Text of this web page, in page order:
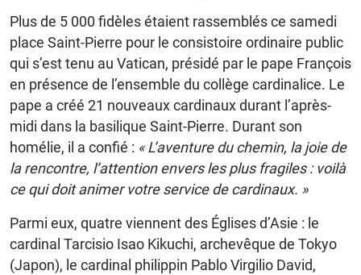
Plus de 5 000 fidèles étaient rassemblés ce samedi
place Saint-Pierre pour le consistoire ordinaire public
qui s’est tenu au Vatican, présidé par le pape François
en présence de l’ensemble du collège cardinalice. Le
pape a créé 21 nouveaux cardinaux durant l’après-
midi dans la basilique Saint-Pierre. Durant son
homélie, il a confié : « L’aventure du chemin, la joie de
la rencontre, l’attention envers les plus fragiles : voilà
ce qui doit animer votre service de cardinaux. »
Parmi eux, quatre viennent des Églises d’Asie : le
cardinal Tarcisio Isao Kikuchi, archevêque de Tokyo
(Japon), le cardinal philippin Pablo Virgilio David,